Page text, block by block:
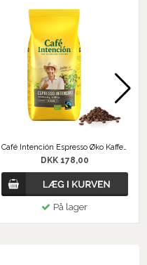
Café Intención Espresso Øko Kaffebønner
DKK 178,00
På lager